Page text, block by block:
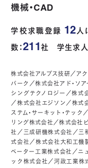
機械・CAD
学校求職登録 12人
数：211 社 学生求人
株式会社アルプス技研／ア
パーク／株式会社アド・ソ
シングテクノロジー／株式
／株式会社エジソン／株式
ステム・サーキット・テック
リング株式会社／株式会社
社／三成研機株式会社／三
式会社／株式会社大和工機
ベーター工業株式会社／ニ
ック株式会社／河政工業株